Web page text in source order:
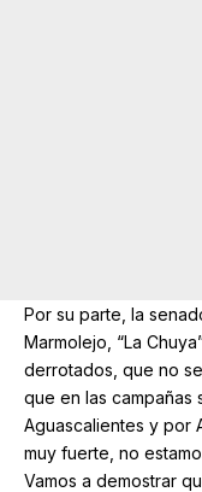
Por su parte, la
Marmolejo, “La
derrotados, que no
que en las campañas
Aguascalientes y por
muy fuerte, no
Vamos a demostrar